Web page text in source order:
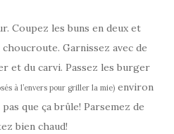
Coupez les buns en deux et
Garnissez avec de
et du carvi. Passez les burger
à l’envers pour griller la mie) environ
que ça brûle! Parsemez de
bien chaud!